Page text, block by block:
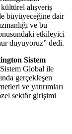
alışveriş
büyüyeceğine dair
ve bu
etkileyici
duyuyoruz” dedi.
Sistem
Global ile
gerçekleşen
ve yatırımları
sektör girişimi